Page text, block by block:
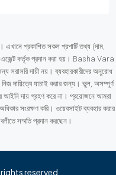
এখানে প্রকাশিত সকল প্রপার্টি তথ্য (দাম,
এজেন্ট কর্তৃক প্রদান করা হয়। Basha Vara
সরাসরি দায়ী নয়। ব্যবহারকারীদের অনুরোধ
নিজ দায়িত্বে যাচাই করার জন্য। ভুল, অসম্পূর্ণ
দায় গ্রহণ করে না। প্রয়োজনে আমরা
সংরক্ষণ করি। ওয়েবসাইট ব্যবহার করার
সম্মতি প্রদান করছেন।
reserved